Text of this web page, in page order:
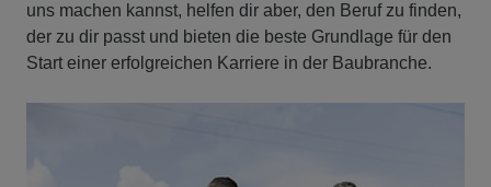
uns machen kannst, helfen dir aber, den Beruf zu finden,
der zu dir passt und bieten die beste Grundlage für den
Start einer erfolgreichen Karriere in der Baubranche.